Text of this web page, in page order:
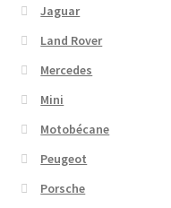
Jaguar
Land Rover
Mercedes
Mini
Motobécane
Peugeot
Porsche